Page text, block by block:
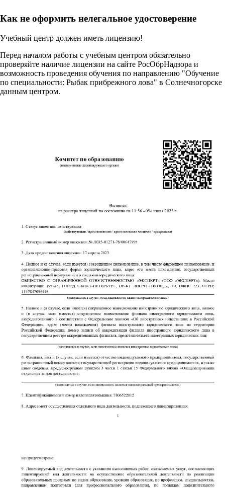
Как не оформить нелегальное удостоверение
Учебный центр должен иметь лицензию!
Перед началом работы с учебным центром обязательно
проверяйте наличие лицензии на сайте РосОбрНадзора и
возможность проведения обучения по направлению "Обучение
по специальности: Рыбак прибрежного лова" в Солнечногорске
данным центром.